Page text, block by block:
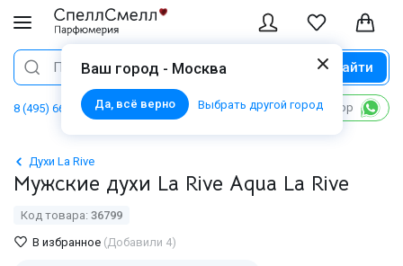
Ваш город - Москва
Да, всё верно Выбрать другой город
Поиск Найти
8 (495) 668 06 02 Написать в WhatsApp
Духи La Rive
Мужские духи La Rive Aqua La Rive
Код товара: 36799
В избранное (Добавили 4)